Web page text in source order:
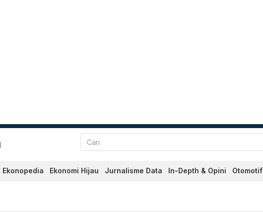
Ekonopedia Ekonomi Hijau Jurnalisme Data In-Depth & Opini Otomotif